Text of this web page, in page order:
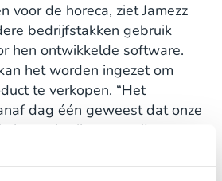
voor de horeca, ziet Jamezz
bedrijfstakken gebruik
hen ontwikkelde software.
het worden ingezet om
te verkopen. “Het
dag één geweest dat onze
het gebruik moest zijn en
Vanuit die filosofie
voor iedere ondernemer